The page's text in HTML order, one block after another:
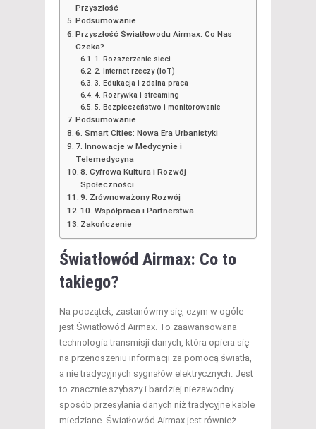
Przyszłość
Podsumowanie
Przyszłość Światłowodu Airmax: Co Nas
Czeka?
1. Rozszerzenie sieci
2. Internet rzeczy (IoT)
3. Edukacja i zdalna praca
4. Rozrywka i streaming
5. Bezpieczeństwo i monitorowanie
Podsumowanie
6. Smart Cities: Nowa Era Urbanistyki
7. Innowacje w Medycynie i
Telemedycyna
8. Cyfrowa Kultura i Rozwój
Społeczności
9. Zrównoważony Rozwój
10. Współpraca i Partnerstwa
Zakończenie
Światłowód Airmax: Co to
takiego?
Na początek, zastanówmy się, czym w ogóle
jest Światłowód Airmax. To zaawansowana
technologia transmisji danych, która opiera się
na przenoszeniu informacji za pomocą światła,
a nie tradycyjnych sygnałów elektrycznych. Jest
to znacznie szybszy i bardziej niezawodny
sposób przesyłania danych niż tradycyjne kable
miedziane. Światłowód Airmax jest również